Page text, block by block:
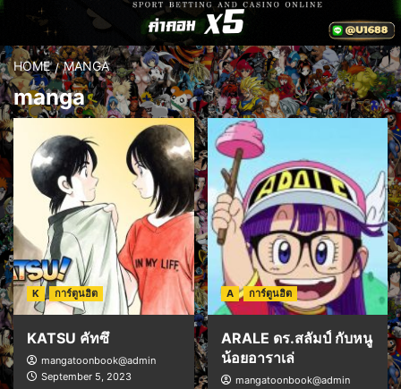
HOME MANGA
manga
K การ์ตูนฮิต
KATSU คัทซึ
mangatoonbook@admin
September 5, 2023
A การ์ตูนฮิต
ARALE ดร.สลัมป์ กับหนู
น้อยอาราเล่
mangatoonbook@admin